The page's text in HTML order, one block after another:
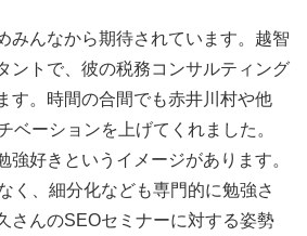
みんなから期待されています。越智
ントで、彼の税務コンサルティング
す。時間の合間でも赤井川村や他
ベーションを上げてくれました。
強好きというイメージがあります。
く、細分化なども専門的に勉強さ
さんのSEOセミナーに対する姿勢